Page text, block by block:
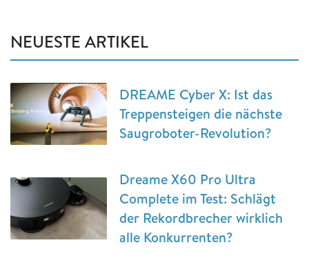
NEUESTE ARTIKEL
DREAME Cyber X: Ist das
Treppensteigen die nächste
Saugroboter-Revolution?
Dreame X60 Pro Ultra
Complete im Test: Schlägt
der Rekordbrecher wirklich
alle Konkurrenten?